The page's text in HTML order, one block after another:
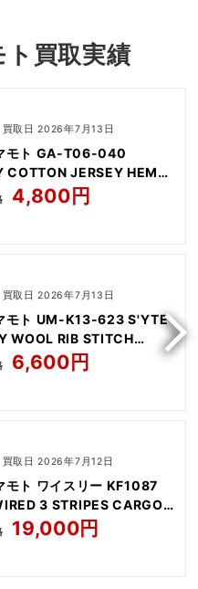
ト買取実績
買取日 2026年7月13日
モト GA-T06-040
JERSEY HEM
T-SHIRT LONG
4,800円
買取日 2026年7月13日
モト UM-K13-623 S'YTE
WOOL RIB STITCH
HIGH NECK KNIT
6,600円
買取日 2026年7月12日
モト ワイスリー KF1087
3 STRIPES CARGO
19,000円